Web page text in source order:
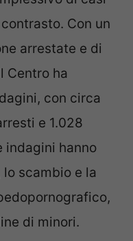
Con un
arrestate e di
Centro ha
con circa
e 1.028
indagini hanno
scambio e la
di minori.